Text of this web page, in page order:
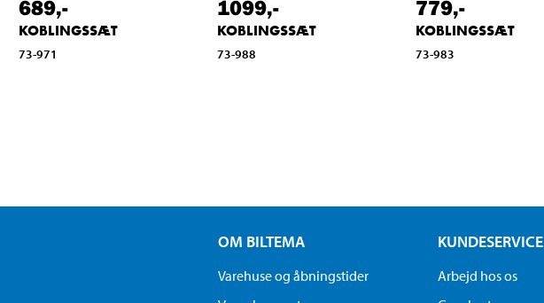
689,-
KOBLINGSSÆT
73-971
1099,-
KOBLINGSSÆT
73-988
779,-
KOBLINGSSÆT
73-983
OM BILTEMA
Varehuse og åbningstider
KUNDESERVICE
Arbejd hos os